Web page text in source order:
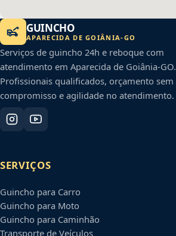
GUINCHO
APARECIDA DE GOIÂNIA-GO
Serviços de guincho 24h e reboque com
atendimento em Aparecida de Goiânia-GO.
Profissionais qualificados, orçamento sem
compromisso e agilidade no atendimento.
SERVIÇOS
Guincho para Carro
Guincho para Moto
Guincho para Caminhão
Transporte de Veículos